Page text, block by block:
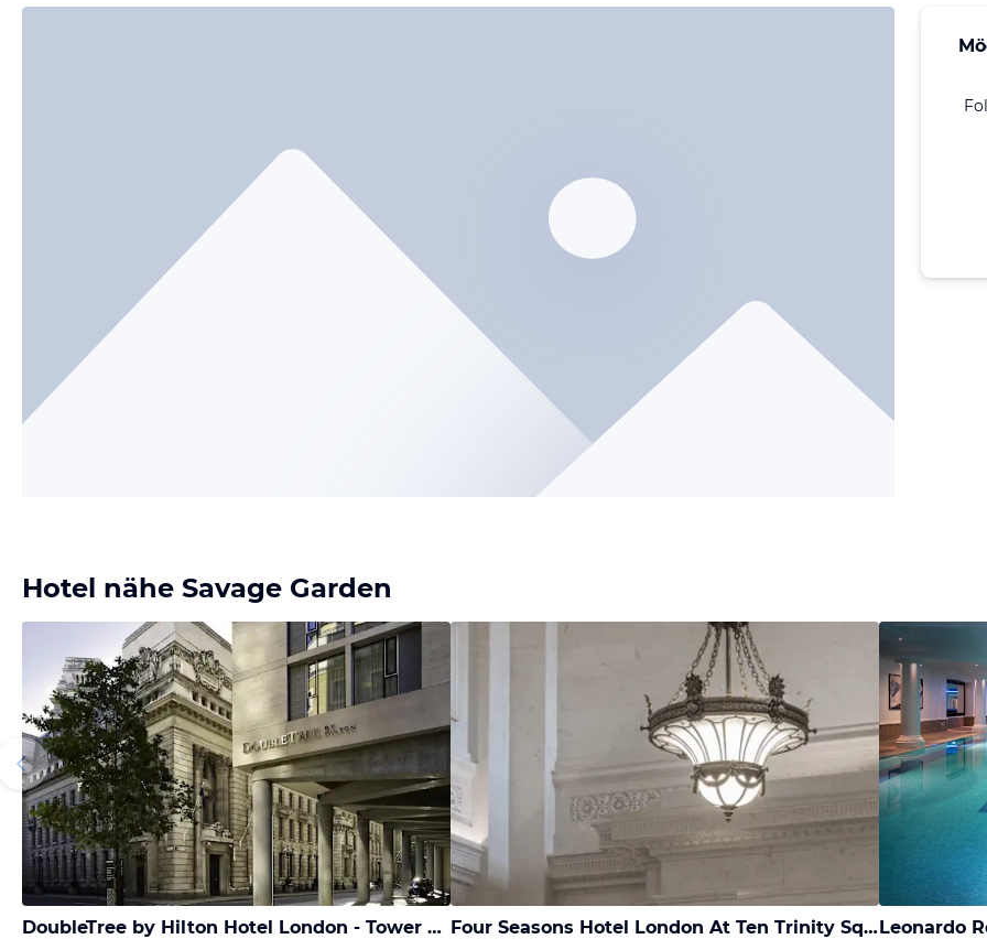
Hotel nähe Savage Garden
DoubleTree by Hilton Hotel London - Tower of London Four Seasons Hotel London At Ten Trinity SquareLeonardo